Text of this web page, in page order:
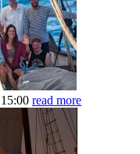
15:00 read more